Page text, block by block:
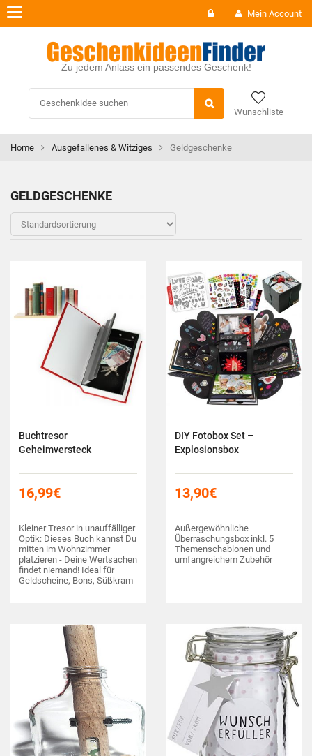
Mein Account
Zu jedem Anlass ein passendes Geschenk!
Wunschliste
Toggle
navigation
Home Ausgefallenes & Witziges Geldgeschenke
GELDGESCHENKE
Buchtresor
Geheimversteck
16,99€
Kleiner Tresor in unauffälliger
Optik: Dieses Buch kannst Du
mitten im Wohnzimmer
platzieren - Deine Wertsachen
findet niemand! Ideal für
Geldscheine, Bons, Süßkram
DIY Fotobox Set –
Explosionsbox
13,90€
Außergewöhnliche
Überraschungsbox inkl. 5
Themenschablonen und
umfangreichem Zubehör